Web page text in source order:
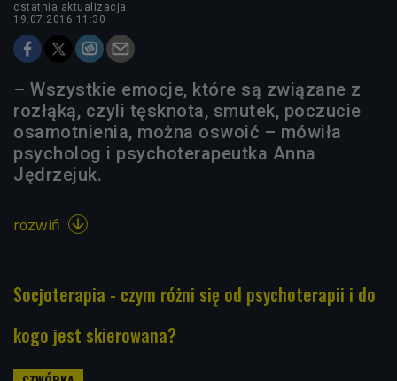
ostatnia aktualizacja:
19.07.2016 11:30
– Wszystkie emocje, które są związane z
rozłąką, czyli tęsknota, smutek, poczucie
osamotnienia, można oswoić – mówiła
psycholog i psychoterapeutka Anna
Jędrzejuk.
rozwiń 
Socjoterapia - czym różni się od psychoterapii i do
kogo jest skierowana?